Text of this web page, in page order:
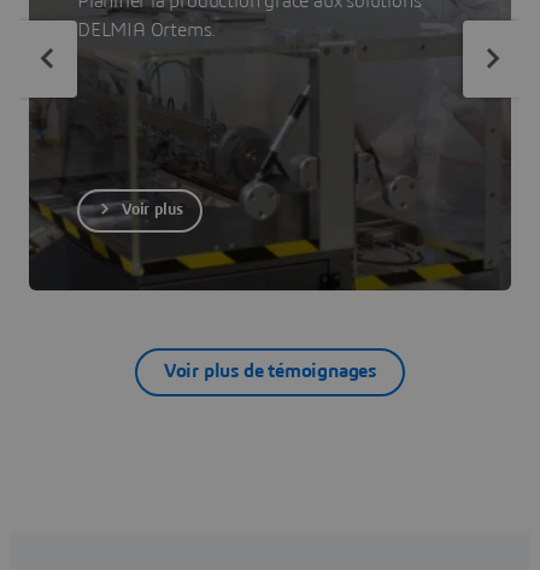
DELMIA Ortems.
Voir plus
Voir plus de témoignages